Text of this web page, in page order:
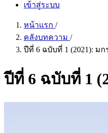
เข้าสู่ระบบ
หน้าแรก /
คลังบทความ /
ปีที่ 6 ฉบับที่ 1 (2021): ม
ปีที่ 6 ฉบับที่ 1